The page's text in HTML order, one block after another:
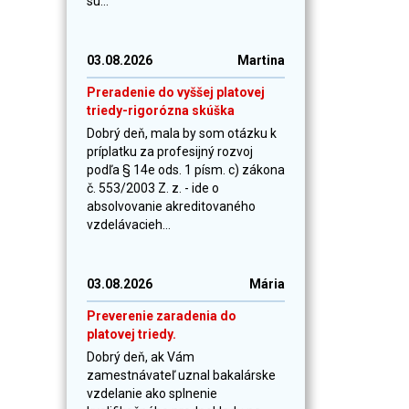
03.08.2026 Martina
Preradenie do vyššej platovej
triedy-rigorózna skúška
Dobrý deň, mala by som otázku k
príplatku za profesijný rozvoj
podľa § 14e ods. 1 písm. c) zákona
č. 553/2003 Z. z. - ide o
absolvovanie akreditovaného
vzdelávacieh...
03.08.2026 Mária
Preverenie zaradenia do
platovej triedy.
Dobrý deň, ak Vám
zamestnávateľ uznal bakalárske
vzdelanie ako splnenie